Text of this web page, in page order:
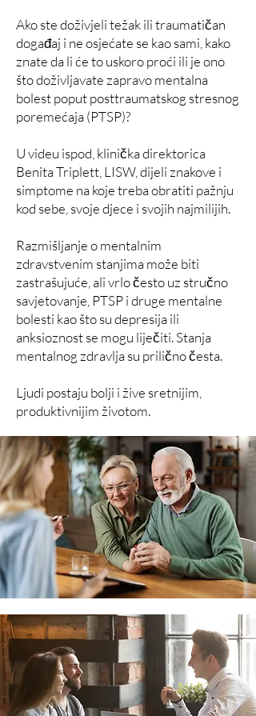
Ako ste doživjeli težak ili traumatičan
događaj i ne osjećate se kao sami, kako
znate da li će to uskoro proći ili je ono
što doživljavate zapravo mentalna
bolest poput posttraumatskog stresnog
poremećaja (PTSP)?
U videu ispod, klinička direktorica
Benita Triplett, LISW, dijeli znakove i
simptome na koje treba obratiti pažnju
kod sebe, svoje djece i svojih najmilijih.
Razmišljanje o mentalnim
zdravstvenim stanjima može biti
zastrašujuće, ali vrlo često uz stručno
savjetovanje, PTSP i druge mentalne
bolesti kao što su depresija ili
anksioznost se mogu liječiti. Stanja
mentalnog zdravlja su prilično česta.
Ljudi postaju bolji i žive sretnijim,
produktivnijim životom.